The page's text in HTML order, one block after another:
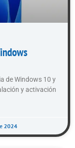
de Windows 10 y
y activación
2024